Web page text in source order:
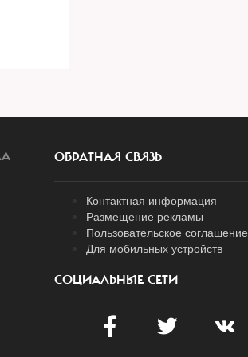
ОБРАТНАЯ СВЯЗЬ
Контактная информация
Размещение рекламы
Пользовательское соглашение
Для мобильных устройств
СОЦИАЛЬНЫЕ СЕТИ